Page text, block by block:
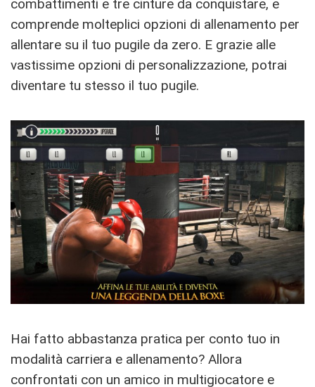
combattimenti e tre cinture da conquistare, e
comprende molteplici opzioni di allenamento per
allentare su il tuo pugile da zero. E grazie alle
vastissime opzioni di personalizzazione, potrai
diventare tu stesso il tuo pugile.
Hai fatto abbastanza pratica per conto tuo in
modalità carriera e allenamento? Allora
confrontati con un amico in multigiocatore e